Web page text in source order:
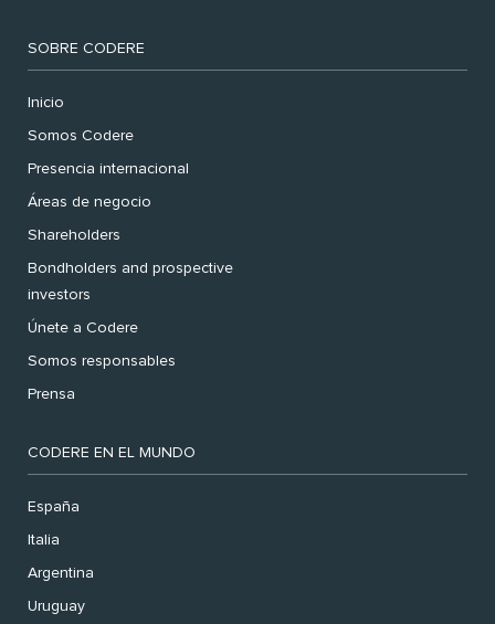
SOBRE CODERE
Inicio
Somos Codere
Presencia internacional
Áreas de negocio
Shareholders
Bondholders and prospective
investors
Únete a Codere
Somos responsables
Prensa
CODERE EN EL MUNDO
España
Italia
Argentina
Uruguay